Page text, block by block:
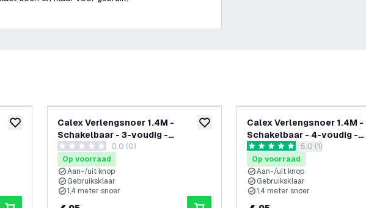
toevoegen aan verlanglijst toevoegen aan verlanglijst
Calex Verlengsnoer 1.4M -
Schakelbaar - 3-voudig -
Stekkerdoos - Tafelcontactdoos
0 score sterren0.0 (0)
Op voorraad
Aan-/uit knop
Gebruiksklaar
1,4 meter snoer
Calex Verlengsnoer 1.4M -
Schakelbaar - 4-voudig -
Stekkerdoos -reviews drawer
5 score sterren5.0 (1)
Op voorraad
Aan-/uit knop
Gebruiksklaar
1,4 meter snoer